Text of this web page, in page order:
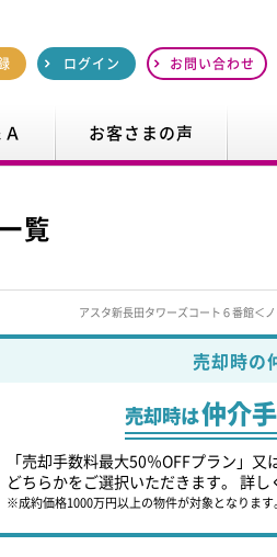
ログイン お問い合わせ
お客さまの声
覧
アスタ新長田タワーズコート６番館＜
売却時の
売却時は仲介
「売却手数料最大50％OFFプラン」
どちらかをご選択いただきます。 詳し
※成約価格1000万円以上の物件が対象となります。